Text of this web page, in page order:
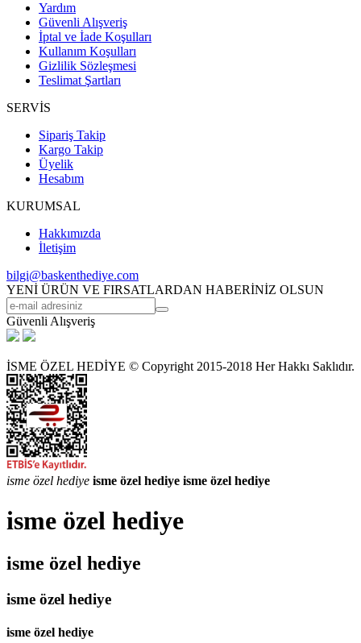
Yardım
Güvenli Alışveriş
İptal ve İade Koşulları
Kullanım Koşulları
Gizlilik Sözleşmesi
Teslimat Şartları
SERVİS
Sipariş Takip
Kargo Takip
Üyelik
Hesabım
KURUMSAL
Hakkımızda
İletişim
bilgi@baskenthediye.com
YENİ ÜRÜN VE FIRSATLARDAN HABERİNİZ OLSUN
Güvenli Alışveriş
İSME ÖZEL HEDİYE © Copyright 2015-2018 Her Hakkı Saklıdır.
isme özel hediye isme özel hediye isme özel hediye
isme özel hediye
isme özel hediye
isme özel hediye
isme özel hediye